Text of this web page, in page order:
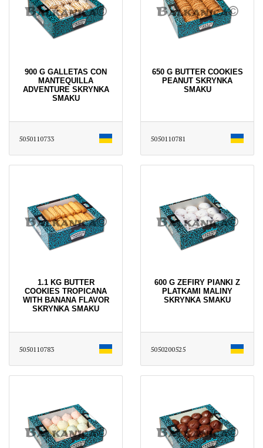
900 G GALLETAS CON
MANTEQUILLA
ADVENTURE SKRYNKA
SMAKU
5050110733
650 G BUTTER COOKIES
PEANUT SKRYNKA
SMAKU
5050110781
1.1 KG BUTTER
COOKIES TROPICANA
WITH BANANA FLAVOR
SKRYNKA SMAKU
5050110783
600 G ZEFIRY PIANKI Z
PLATKAMI MALINY
SKRYNKA SMAKU
5050200525